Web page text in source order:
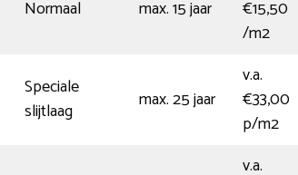
Normaal max. 15 jaar
€15,50
/m2
Speciale
slijtlaag
max. 25 jaar
v.a.
€33,00
p/m2
v.a.